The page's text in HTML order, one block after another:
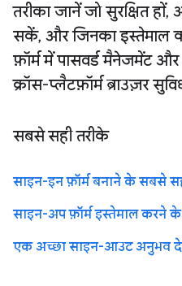
तरीका जानें जो सुरक्षित
सकें, और जिनका इस्तेमाल
फ़ॉर्म में पासवर्ड मैनेजमेंट और
क्रॉस-प्लैटफ़ॉर्म ब्राउज़र
सबसे सही तरीके
साइन-इन फ़ॉर्म बनाने के सबसे
साइन-अप फ़ॉर्म इस्तेमाल करने
एक अच्छा साइन-आउट अनुभव